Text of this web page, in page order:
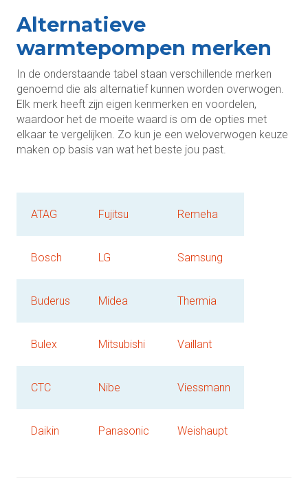
Alternatieve
warmtepompen merken
In de onderstaande tabel staan verschillende merken
genoemd die als alternatief kunnen worden overwogen.
Elk merk heeft zijn eigen kenmerken en voordelen,
waardoor het de moeite waard is om de opties met
elkaar te vergelijken. Zo kun je een weloverwogen keuze
maken op basis van wat het beste jou past.
ATAG Fujitsu Remeha
Bosch LG Samsung
Buderus Midea Thermia
Bulex Mitsubishi Vaillant
CTC Nibe Viessmann
Daikin Panasonic Weishaupt